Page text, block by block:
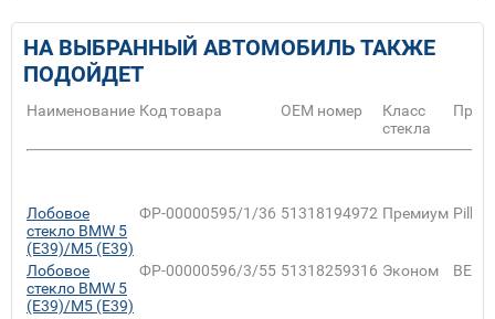
НА ВЫБРАННЫЙ АВТОМОБИЛЬ ТАКЖЕ
ПОДОЙДЕТ
Наименование Код товара ОЕМ номер
Класс
стекла
Лобовое
стекло BMW 5
(E39)/M5 (E39)
ФР-00000595/1/36 51318194972 Премиум
Лобовое
стекло BMW 5
(E39)/M5 (E39)
ФР-00000596/3/55 51318259316 Эконом